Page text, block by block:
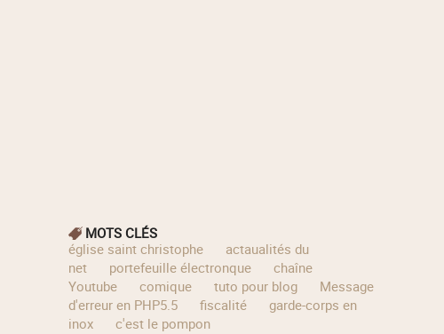
MOTS CLÉS
église saint christophe
actaualités du
net
portefeuille électronque
chaîne
Youtube
comique tuto pour blog
Message
d'erreur en PHP5.5
fiscalité
garde-corps en
inox
c'est le pompon